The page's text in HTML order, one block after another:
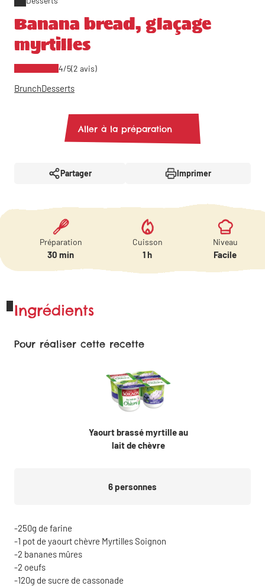
Banana bread, glaçage
myrtilles
4/5(2 avis)
BrunchDesserts
Aller à la préparation
Partager Imprimer
Préparation
30 min
Cuisson
1 h
Niveau
Facile
Ingrédients
Pour réaliser cette recette
Yaourt brassé myrtille au
lait de chèvre
6personnes
250g de farine
1 pot de yaourt chèvre Myrtilles Soignon
2 bananes mûres
2 oeufs
120g de sucre de cassonade